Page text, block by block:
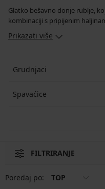
Glatko bešavno donje rublje,
kombinaciji s pripijenim
Svaki dan možete nositi
jednostavno udobni. Ako
bodija i podsuknji s efektom
Prikazati više
Grudnjaci
Spavaćice
FILTRIRANJE
Poredaj po: TOP